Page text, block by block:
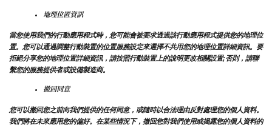
地理位置資訊
當您使用我們的行動應用程式時，您可能會被要求透過該行動應用程式提供您的地理位
置。您可以通過調整行動裝置的位置服務設定來選擇不共用您的地理位置詳細資訊。要
拒絕分享您的地理位置詳細資訊，請按照行動裝置上的說明更改相關設置;否則，請聯
繫您的服務提供者或設備製造商。
撤回同意
您可以撤回您之前向我們提供的任何同意，或隨時以合法理由反對處理您的個人資料。
我們將在未來應用您的偏好。在某些情況下，撤回您對我們使用或揭露您的個人資料的